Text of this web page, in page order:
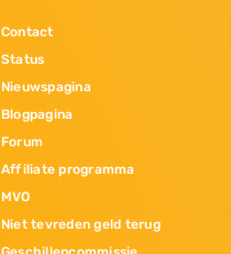
Contact
Status
Nieuwspagina
Blogpagina
Forum
Affiliate programma
MVO
Niet tevreden geld terug